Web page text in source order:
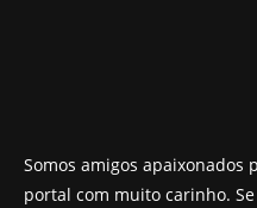
Somos amigos apaixonados
portal com muito carinho.